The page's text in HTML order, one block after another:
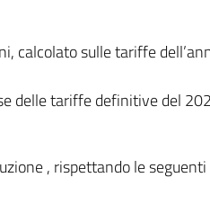
calcolato sulle tariffe
delle tariffe definitive del
, rispettando le seguenti